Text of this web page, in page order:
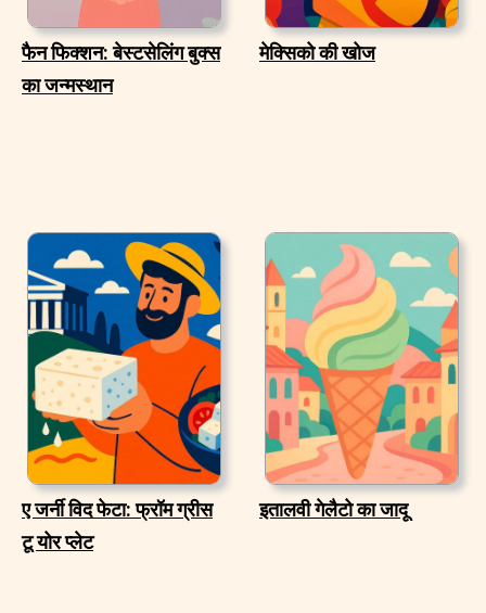
फैन फिक्शन: बेस्टसेलिंग बुक्स
का जन्मस्थान
मेक्सिको की खोज
ए जर्नी विद फेटा: फ्रॉम ग्रीस
टू योर प्लेट
इतालवी गेलैटो का जादू